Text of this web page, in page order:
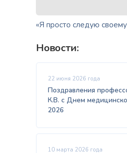
«Я просто следую своему
Новости:
22 июня 2026 года
Поздравления
К.В. с Днем
2026
10 марта 2026 года